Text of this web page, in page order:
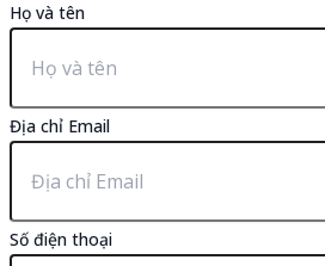
Họ và tên
Địa chỉ Email
Số điện thoại